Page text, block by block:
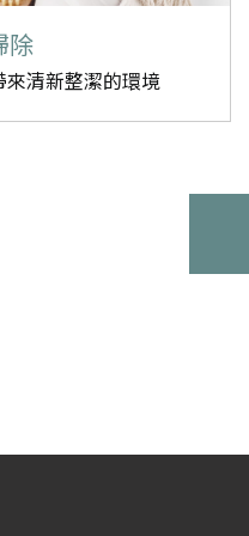
除
清新整潔的環境